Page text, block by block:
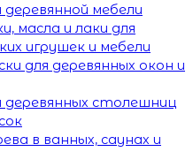
деревянной мебели
масла и лаки для
игрушек и мебели
для деревянных окон и
деревянных столешниц
в ванных, саунах и